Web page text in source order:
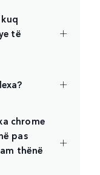
të
chrome
pas
thënë